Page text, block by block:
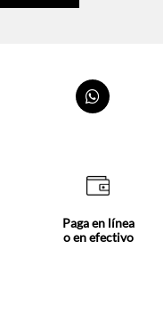
Paga en línea
o en efectivo